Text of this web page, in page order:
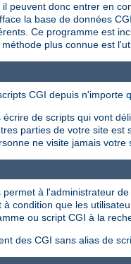
peuvent donc entrer en
la base de données
Ce programme est
plus connue est
CGI depuis n'importe
de scripts qui vont
parties de votre site
ne visite jamais votre
à l'administrateur
condition que les
ou script CGI à la
des CGI sans alias de